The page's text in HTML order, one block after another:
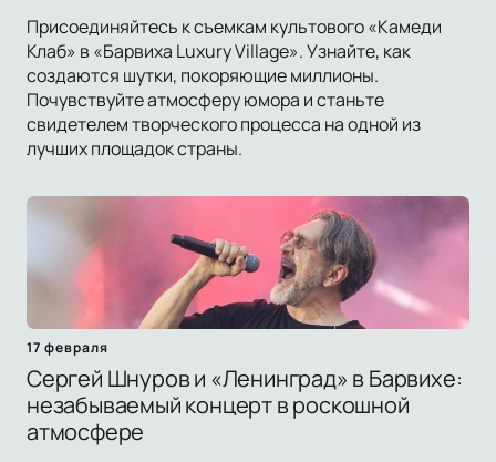
Присоединяйтесь к съемкам культового «Камеди
Клаб» в «Барвиха Luxury Village». Узнайте, как
создаются шутки, покоряющие миллионы.
Почувствуйте атмосферу юмора и станьте
свидетелем творческого процесса на одной из
лучших площадок страны.
17 февраля
Сергей Шнуров и «Ленинград» в Барвихе:
незабываемый концерт в роскошной
атмосфере